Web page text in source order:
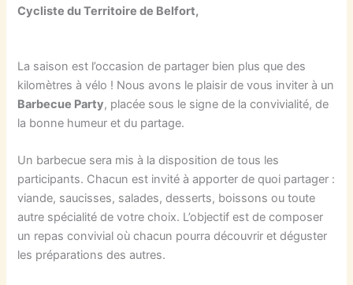
Cycliste du Territoire de Belfort,
La saison est l’occasion de partager bien plus que des
kilomètres à vélo ! Nous avons le plaisir de vous inviter à un
Barbecue Party, placée sous le signe de la convivialité, de
la bonne humeur et du partage.
Un barbecue sera mis à la disposition de tous les
participants. Chacun est invité à apporter de quoi partager :
viande, saucisses, salades, desserts, boissons ou toute
autre spécialité de votre choix. L’objectif est de composer
un repas convivial où chacun pourra découvrir et déguster
les préparations des autres.